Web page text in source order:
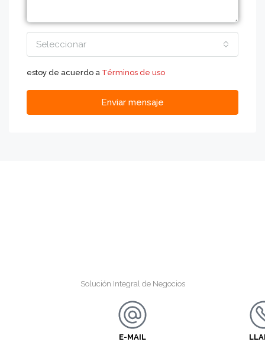
Seleccionar
estoy de acuerdo a Términos de uso
Enviar mensaje
Solución Integral de Negocios
E-MAIL